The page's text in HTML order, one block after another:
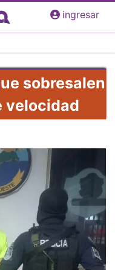
ingresar
sobresalen
velocidad